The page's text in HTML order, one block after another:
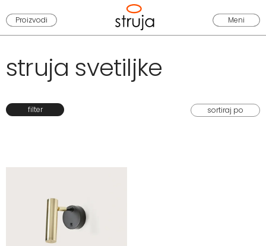
Proizvodi Meni
struja svetiljke
filter